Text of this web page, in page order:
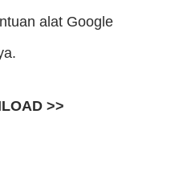
alat Google
>>